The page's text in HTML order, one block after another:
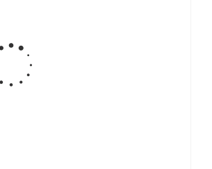
Ручка-
СР